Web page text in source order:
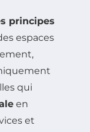
principes
espaces
qui
en
et